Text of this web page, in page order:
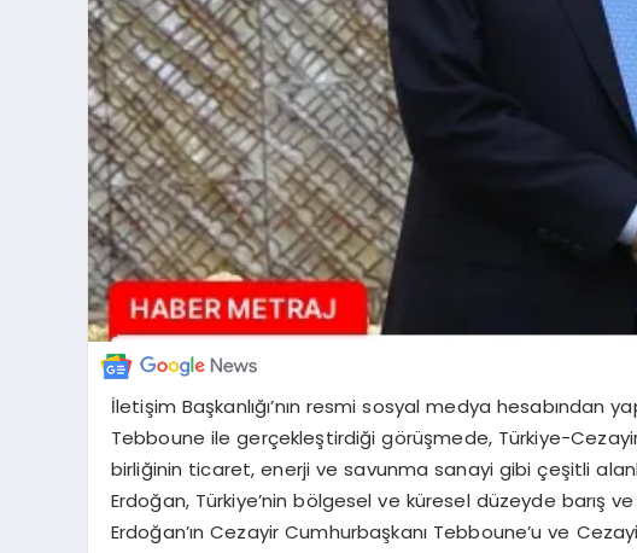
İletişim Başkanlığı’nın resmi sosyal medya hesabından
Tebboune ile gerçekleştirdiği görüşmede, Türkiye-
birliğinin ticaret, enerji ve savunma sanayi gibi çeşitli
Erdoğan, Türkiye’nin bölgesel ve küresel düzeyde barış
Erdoğan’ın Cezayir Cumhurbaşkanı Tebboune’u ve